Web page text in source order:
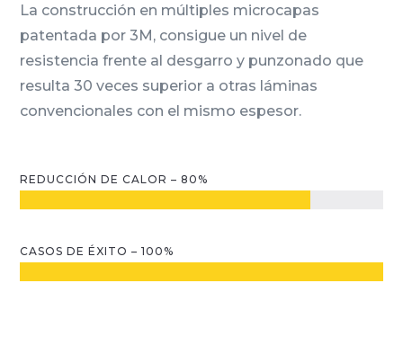
La construcción en múltiples microcapas
patentada por 3M, consigue un nivel de
resistencia frente al desgarro y punzonado que
resulta 30 veces superior a otras láminas
convencionales con el mismo espesor.
REDUCCIÓN DE CALOR – 80%
CASOS DE ÉXITO – 100%